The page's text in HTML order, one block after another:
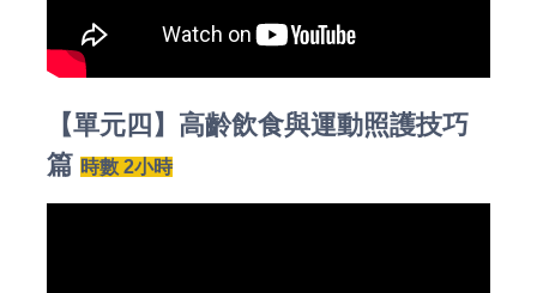
【單元四】高齡飲食與運動照護技巧
篇 時數 2小時